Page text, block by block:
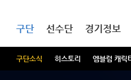
구단
구단소식 히스토리 엠블럼 캐릭
선수단 경기정보